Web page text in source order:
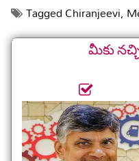
TaggedChiranjeevi,
మీకు